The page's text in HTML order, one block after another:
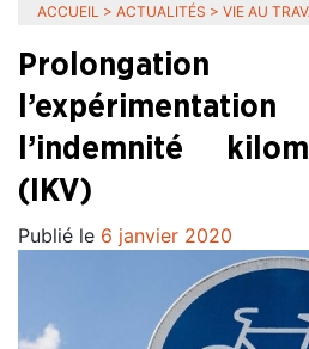
ACCUEIL > ACTUALITÉS > VIE AU
l’indemnité
(IKV)
Publié le 6 janvier 2020